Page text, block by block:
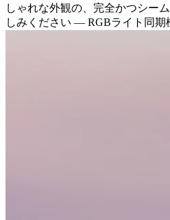
しゃれな外観の、完全かつシー
しみください — RGBライト同期